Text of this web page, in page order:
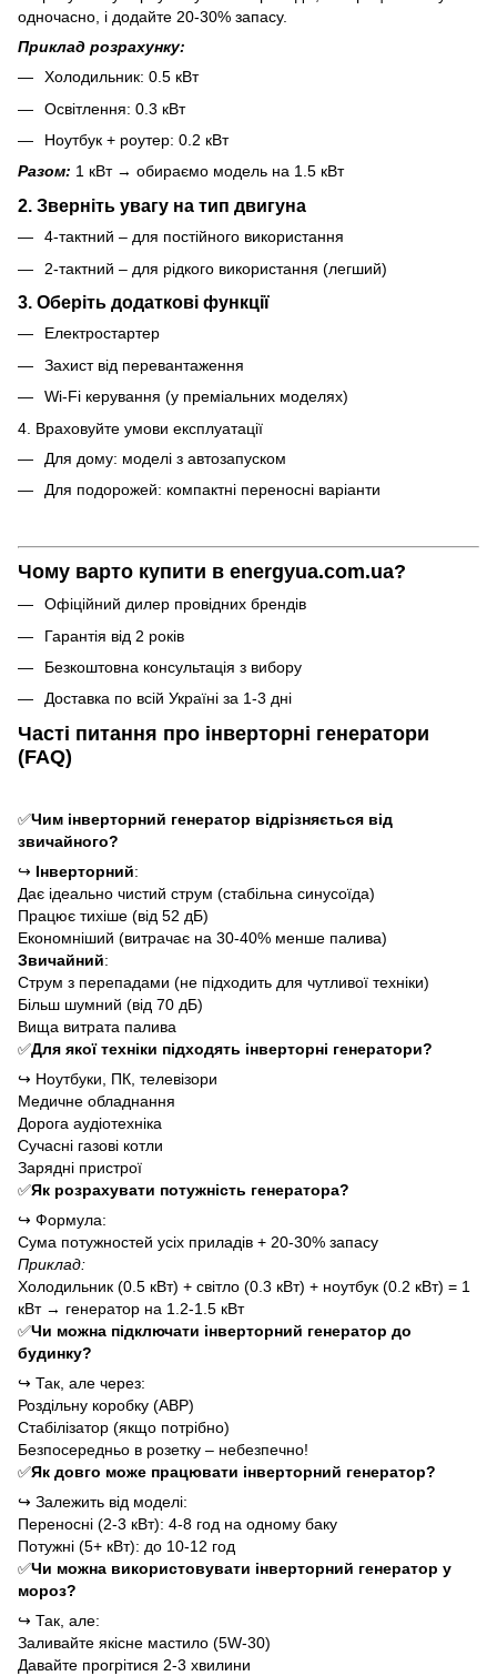
одночасно, і додайте 20-30% запасу.
Приклад розрахунку:
Холодильник: 0.5 кВт
Освітлення: 0.3 кВт
Ноутбук + роутер: 0.2 кВт
Разом: 1 кВт → обираємо модель на 1.5 кВт
2. Зверніть увагу на тип двигуна
4-тактний – для постійного використання
2-тактний – для рідкого використання (легший)
3. Оберіть додаткові функції
Електростартер
Захист від перевантаження
Wi-Fi керування (у преміальних моделях)
4. Враховуйте умови експлуатації
Для дому: моделі з автозапуском
Для подорожей: компактні переносні варіанти
Чому варто купити в energyua.com.ua?
Офіційний дилер провідних брендів
Гарантія від 2 років
Безкоштовна консультація з вибору
Доставка по всій Україні за 1-3 дні
Часті питання про інверторні генератори
(FAQ)
✅Чим інверторний генератор відрізняється від
звичайного?
↪ Інверторний:
Дає ідеально чистий струм (стабільна синусоїда)
Працює тихіше (від 52 дБ)
Економніший (витрачає на 30-40% менше палива)
Звичайний:
Струм з перепадами (не підходить для чутливої техніки)
Більш шумний (від 70 дБ)
Вища витрата палива
✅Для якої техніки підходять інверторні генератори?
↪ Ноутбуки, ПК, телевізори
Медичне обладнання
Дорога аудіотехніка
Сучасні газові котли
Зарядні пристрої
✅Як розрахувати потужність генератора?
↪ Формула:
Сума потужностей усіх приладів + 20-30% запасу
Приклад:
Холодильник (0.5 кВт) + світло (0.3 кВт) + ноутбук (0.2 кВт) = 1
кВт → генератор на 1.2-1.5 кВт
✅Чи можна підключати інверторний генератор до
будинку?
↪ Так, але через:
Роздільну коробку (ABP)
Стабілізатор (якщо потрібно)
Безпосередньо в розетку – небезпечно!
✅Як довго може працювати інверторний генератор?
↪ Залежить від моделі:
Переносні (2-3 кВт): 4-8 год на одному баку
Потужні (5+ кВт): до 10-12 год
✅Чи можна використовувати інверторний генератор у
мороз?
↪ Так, але:
Заливайте якісне мастило (5W-30)
Давайте прогрітися 2-3 хвилини